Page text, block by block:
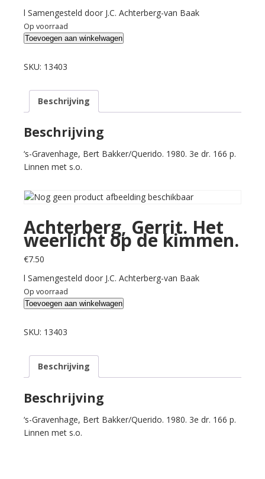
l Samengesteld door J.C. Achterberg-van Baak
Op voorraad
Achterberg,
Het
op
kimmen.
aantal
Toevoegen aan winkelwagen
SKU: 13403
Beschrijving
Beschrijving
‘s-Gravenhage, Bert Bakker/Querido. 1980. 3e dr. 166 p.
Linnen met s.o.
Achterberg, Gerrit. Het
weerlicht op de kimmen.
€7.50
l Samengesteld door J.C. Achterberg-van Baak
Op voorraad
Achterberg,
Het
op
aantal
Toevoegen aan winkelwagen
SKU: 13403
Beschrijving
Beschrijving
‘s-Gravenhage, Bert Bakker/Querido. 1980. 3e dr. 166 p.
Linnen met s.o.